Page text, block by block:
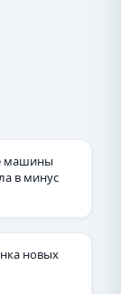
машины
в минус
новых